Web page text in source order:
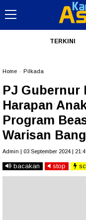
TERKINI
Home Pilkada
PJ Gubernur
Harapan
Program
Warisan Bang
Admin | 03 September 2024 |
bacakan stop